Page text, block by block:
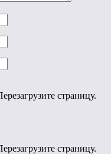
страницу.
страницу.